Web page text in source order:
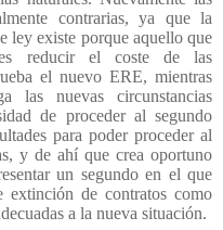
contrarias, ya que la
ley existe porque aquello que
es reducir el coste de las
el nuevo ERE, mientras
las nuevas circunstancias
de proceder al segundo
para poder proceder al
y de ahí que crea oportuno
un segundo en el que
extinción de contratos como
a la nueva situación.